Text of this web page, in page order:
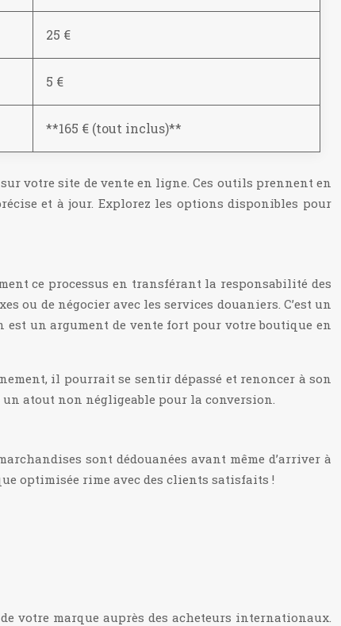
25 €
5 €
**165 € (tout inclus)**
votre site de vente en ligne. Ces outils prennent en
et à jour. Explorez les options disponibles pour
ce processus en transférant la responsabilité des
ou de négocier avec les services douaniers. C’est un
un argument de vente fort pour votre boutique en
il pourrait se sentir dépassé et renoncer à son
un atout non négligeable pour la conversion.
sont dédouanées avant même d’arriver à
optimisée rime avec des clients satisfaits !
votre marque auprès des acheteurs internationaux.